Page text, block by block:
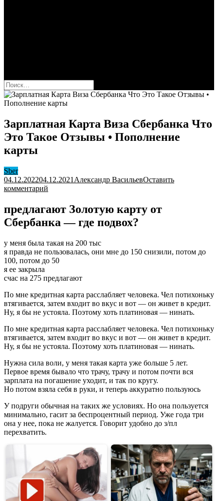
Найти:
Зарплатная Карта Виза Сбербанка Что
Это Такое Отзывы • Пополнение
карты
Sber
04.12.202204.12.2021 Александр ВасильевОставить
комментарий
Виза
Сбербанка
Это
Такое
Отзывы
Пополнение
карты
предлагают Золотую карту от
Сбербанка — где подвох?
у меня была такая на 200 тыс
я правда не пользовалась, они мне до 150 снизили, потом до
100, потом до 50
я ее закрыла
счас на 275 предлагают
По мне кредитная карта расслабляет человека. Чел потихоньку
втягивается, затем входит во вкус и вот — он живет в кредит.
Ну, я бы не устояла. Поэтому хоть платиновая — нинать.
По мне кредитная карта расслабляет человека. Чел потихоньку
втягивается, затем входит во вкус и вот — он живет в кредит.
Ну, я бы не устояла. Поэтому хоть платиновая — нинать.
Нужна сила воли, у меня такая карта уже больше 5 лет.
Первое время бывало что трачу, трачу и потом почти вся
зарплата на погашение уходит, и так по кругу.
Но потом взяла себя в руки, и теперь аккуратно пользуюсь
У подруги обычная на таких же условиях. Но она пользуется
минимально, гасит за беспроцентный период. Уже года три
она у нее, пока не жалуется. Говорит удобно до з/пл
перехватить.